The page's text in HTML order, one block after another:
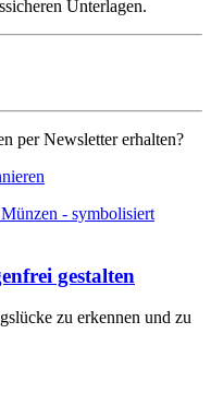
Unterlagen.
per Newsletter erhalten?
gestalten
zu erkennen und zu